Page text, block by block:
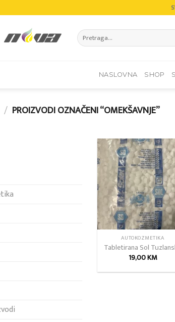
Pretraži:
NASLOVNA SHOP
/ PROIZVODI OZNAČENI “OMEKŠAVNJE”
Add
AUTOKOZMETIKA
Tabletirana Sol
19,00KM